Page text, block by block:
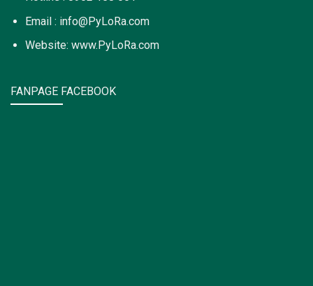
Email : info@PyLoRa.com
Website: www.PyLoRa.com
FANPAGE FACEBOOK